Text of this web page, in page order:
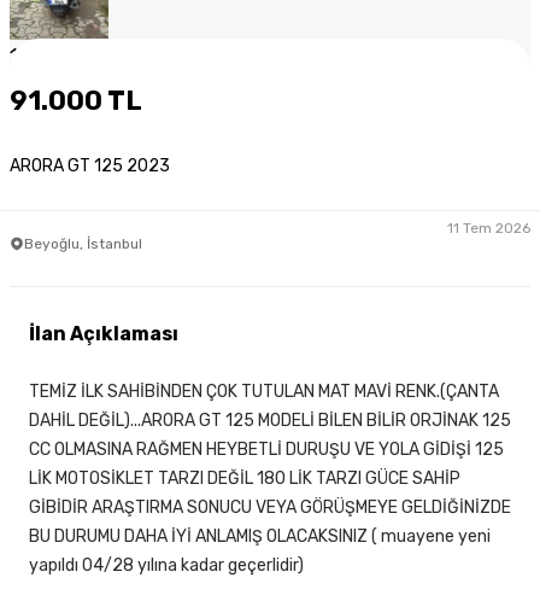
1
91.000 TL
ARORA GT 125 2023
Beyoğlu, İstanbul
11 Tem 2026
İlan Açıklaması
TEMİZ İLK SAHİBİNDEN ÇOK TUTULAN MAT MAVİ RENK.(ÇANTA
DAHİL DEĞİL)...ARORA GT 125 MODELİ BİLEN BİLİR ORJİNAK 125
CC OLMASINA RAĞMEN HEYBETLİ DURUŞU VE YOLA GİDİŞİ 125
LİK MOTOSİKLET TARZI DEĞİL 180 LİK TARZI GÜCE SAHİP
GİBİDİR ARAŞTIRMA SONUCU VEYA GÖRÜŞMEYE GELDİĞİNİZDE
BU DURUMU DAHA İYİ ANLAMIŞ OLACAKSINIZ ( muayene yeni
yapıldı 04/28 yılına kadar geçerlidir)